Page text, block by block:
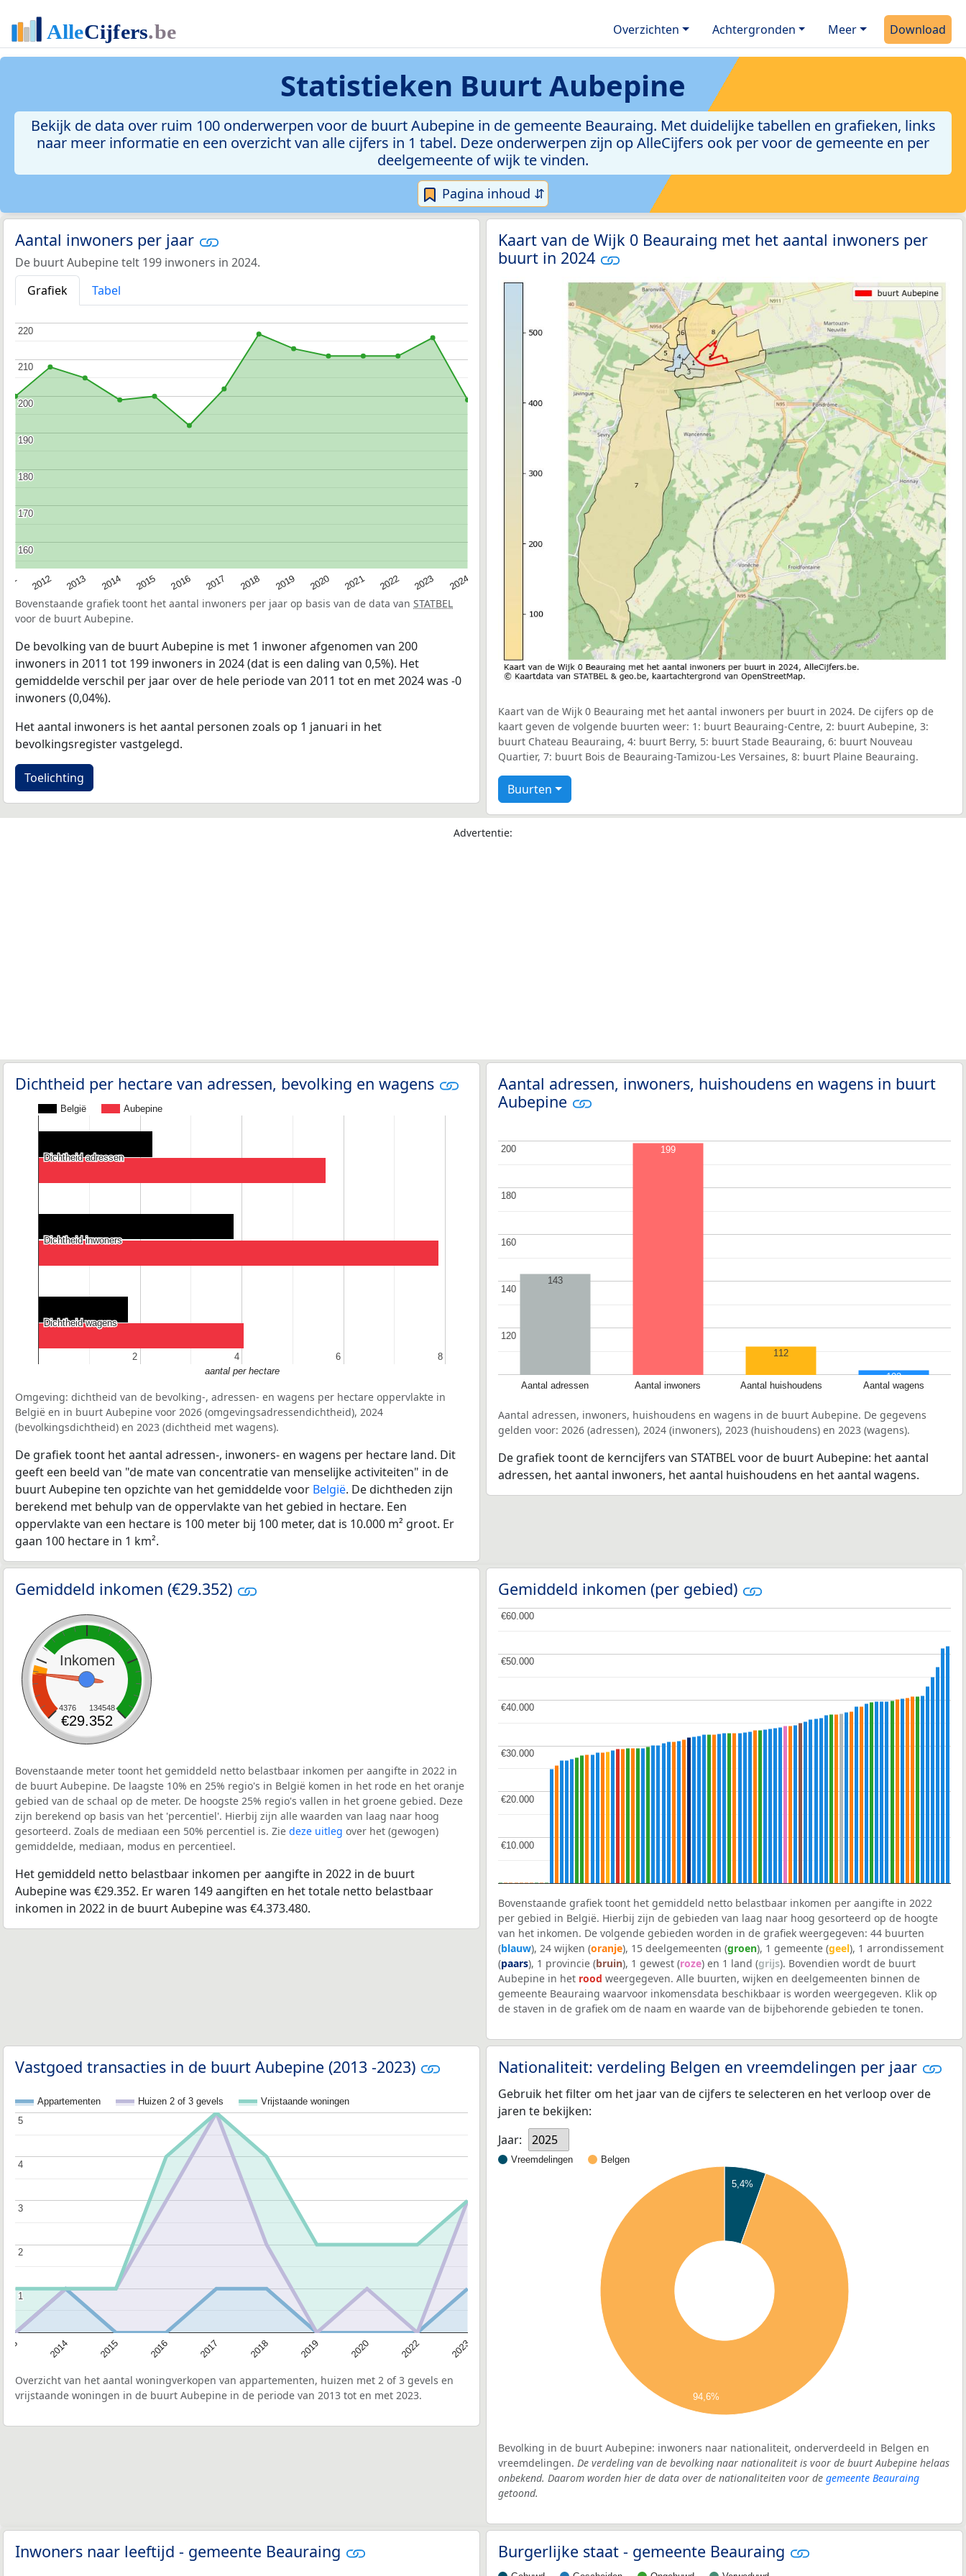
Overzichten Achtergronden Meer Download
Statistieken Buurt Aubepine
Bekijk de data over ruim 100 onderwerpen voor de buurt Aubepine in de gemeente Beauraing. Met duidelijke tabellen en grafieken, links
naar meer informatie en een overzicht van alle cijfers in 1 tabel. Deze onderwerpen zijn op AlleCijfers ook per voor de gemeente en per
deelgemeente of wijk te vinden.
Pagina inhoud ⇵
Aantal inwoners per jaar
De buurt Aubepine telt 199 inwoners in 2024.
Grafiek
Tabel
2012 2013 2014 2015 2016 2017 2018 2019 2020 2021 2022 2023 2024
160
160
170
170
180
180
190
190
200
200
210
210
220
220
Bovenstaande grafiek toont het aantal inwoners per jaar op basis van de data van STATBEL
voor de buurt Aubepine.
De bevolking van de buurt Aubepine is met 1 inwoner afgenomen van 200
inwoners in 2011 tot 199 inwoners in 2024 (dat is een daling van 0,5%). Het
gemiddelde verschil per jaar over de hele periode van 2011 tot en met 2024 was -0
inwoners (0,04%).
Het aantal inwoners is het aantal personen zoals op 1 januari in het
bevolkingsregister vastgelegd.
Toelichting
Kaart van de Wijk 0 Beauraing met het aantal inwoners per
buurt in 2024
Kaart van de Wijk 0 Beauraing met het aantal inwoners per buurt in 2024. De cijfers op de
kaart geven de volgende buurten weer: 1: buurt Beauraing-Centre, 2: buurt Aubepine, 3:
buurt Chateau Beauraing, 4: buurt Berry, 5: buurt Stade Beauraing, 6: buurt Nouveau
Quartier, 7: buurt Bois de Beauraing-Tamizou-Les Versaines, 8: buurt Plaine Beauraing.
Buurten
Advertentie:
Dichtheid per hectare van adressen, bevolking en wagens
België Aubepine
2
2 4
4 6
6 8
8
Dichtheid adressen
Dichtheid adressen
Dichtheid inwoners
Dichtheid inwoners
Dichtheid wagens
Dichtheid wagens
aantal per hectare
Omgeving: dichtheid van de bevolking-, adressen- en wagens per hectare oppervlakte in
België en in buurt Aubepine voor 2026 (omgevingsadressendichtheid), 2024
(bevolkingsdichtheid) en 2023 (dichtheid met wagens).
De grafiek toont het aantal adressen-, inwoners- en wagens per hectare land. Dit
geeft een beeld van "de mate van concentratie van menselijke activiteiten" in de
buurt Aubepine ten opzichte van het gemiddelde voor België. De dichtheden zijn
berekend met behulp van de oppervlakte van het gebied in hectare. Een
oppervlakte van een hectare is 100 meter bij 100 meter, dat is 10.000 m² groot. Er
gaan 100 hectare in 1 km².
Aantal adressen, inwoners, huishoudens en wagens in buurt
Aubepine
Aantal adressen Aantal inwoners Aantal huishoudens Aantal wagens
120
120
140
140
160
160
180
180
200
200
143
199
112
102
Aantal adressen, inwoners, huishoudens en wagens in de buurt Aubepine. De gegevens
gelden voor: 2026 (adressen), 2024 (inwoners), 2023 (huishoudens) en 2023 (wagens).
De grafiek toont de kerncijfers van STATBEL voor de buurt Aubepine: het aantal
adressen, het aantal inwoners, het aantal huishoudens en het aantal wagens.
Gemiddeld inkomen (€29.352)
Inkomen
4376 134548
€29.352
Bovenstaande meter toont het gemiddeld netto belastbaar inkomen per aangifte in 2022 in
de buurt Aubepine. De laagste 10% en 25% regio's in België komen in het rode en het oranje
gebied van de schaal op de meter. De hoogste 25% regio's vallen in het groene gebied. Deze
zijn berekend op basis van het 'percentiel'. Hierbij zijn alle waarden van laag naar hoog
gesorteerd. Zoals de mediaan een 50% percentiel is. Zie deze uitleg over het (gewogen)
gemiddelde, mediaan, modus en percentieel.
Het gemiddeld netto belastbaar inkomen per aangifte in 2022 in de buurt
Aubepine was €29.352. Er waren 149 aangiften en het totale netto belastbaar
inkomen in 2022 in de buurt Aubepine was €4.373.480.
Gemiddeld inkomen (per gebied)
€10.000
€10.000
€20.000
€20.000
€30.000
€30.000
€40.000
€40.000
€50.000
€50.000
€60.000
€60.000
Bovenstaande grafiek toont het gemiddeld netto belastbaar inkomen per aangifte in 2022
per gebied in België. Hierbij zijn de gebieden van laag naar hoog gesorteerd op de hoogte
van het inkomen. De volgende gebieden worden in de grafiek weergegeven: 44 buurten
(blauw), 24 wijken (oranje), 15 deelgemeenten (groen), 1 gemeente (geel), 1 arrondissement
(paars), 1 provincie (bruin), 1 gewest (roze) en 1 land (grijs). Bovendien wordt de buurt
Aubepine in het rood weergegeven. Alle buurten, wijken en deelgemeenten binnen de
gemeente Beauraing waarvoor inkomensdata beschikbaar is worden weergegeven. Klik op
de staven in de grafiek om de naam en waarde van de bijbehorende gebieden te tonen.
Vastgoed transacties in de buurt Aubepine (2013 -2023)
Appartementen Huizen 2 of 3 gevels Vrijstaande woningen
2014 2015 2016 2017 2018 2019 2020 2022 2023
1
1
2
2
3
3
4
4
5
5
Overzicht van het aantal woningverkopen van appartementen, huizen met 2 of 3 gevels en
vrijstaande woningen in de buurt Aubepine in de periode van 2013 tot en met 2023.
Nationaliteit: verdeling Belgen en vreemdelingen per jaar
Gebruik het filter om het jaar van de cijfers te selecteren en het verloop over de
jaren te bekijken:
Jaar:
2025
Vreemdelingen Belgen
5,4%
94,6%
Bevolking in de buurt Aubepine: inwoners naar nationaliteit, onderverdeeld in Belgen en
vreemdelingen. De verdeling van de bevolking naar nationaliteit is voor de buurt Aubepine helaas
onbekend. Daarom worden hier de data over de nationaliteiten voor de gemeente Beauraing
getoond.
Inwoners naar leeftijd - gemeente Beauraing Burgerlijke staat - gemeente Beauraing